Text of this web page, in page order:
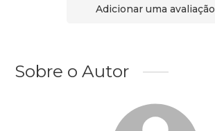
Adicionar uma avaliação
Sobre o Autor